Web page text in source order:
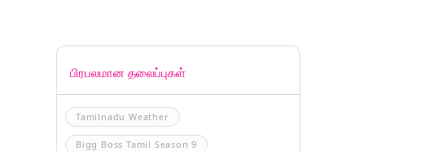
பிரபலமான தலைப்புகள்
Tamilnadu Weather
Bigg Boss Tamil Season 9